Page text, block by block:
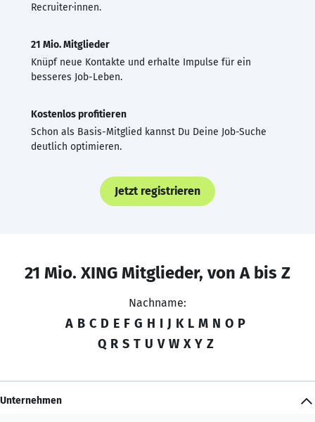
Recruiter·innen.
21 Mio. Mitglieder
Knüpf neue Kontakte und erhalte Impulse für ein
besseres Job-Leben.
Kostenlos profitieren
Schon als Basis-Mitglied kannst Du Deine Job-Suche
deutlich optimieren.
Jetzt registrieren
21 Mio. XING Mitglieder, von A bis Z
Nachname:
A B C D E F G H I J K L M N O P
Q R S T U V W X Y Z
Unternehmen